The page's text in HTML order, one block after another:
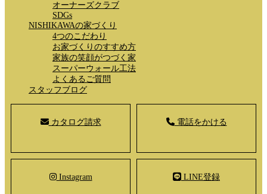
オーナーズクラブ
SDGs
NISHIKAWAの家づくり
4つのこだわり
お家づくりのすすめ方
家族の笑顔がつづく家
スーパーウォール工法
よくあるご質問
スタッフブログ
カタログ請求 電話をかける
Instagram LINE登録